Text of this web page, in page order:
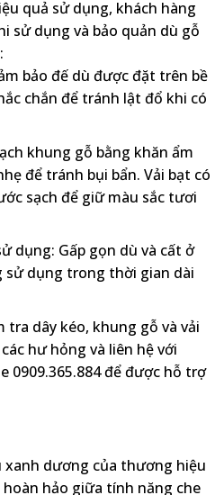
quả sử dụng, khách hàng
sử dụng và bảo quản dù gỗ
bảo đế dù được đặt trên bề
chắn để tránh lật đổ khi có
khung gỗ bằng khăn ẩm
để tránh bụi bẩn. Vải bạt có
sạch để giữ màu sắc tươi
dụng: Gấp gọn dù và cất ở
sử dụng trong thời gian dài
tra dây kéo, khung gỗ và vải
hư hỏng và liên hệ với
0909.365.884để được hỗ trợ
xanh dương của thương hiệu
hảo giữa tính năng che